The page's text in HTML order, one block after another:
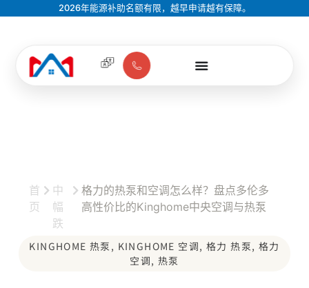
2026年能源补助名额有限，越早申请越有保障。
首
页
中
幅
跌
格力的热泵和空调怎么样？盘点多伦多
高性价比的Kinghome中央空调与热泵
KINGHOME 热泵 , KINGHOME 空调, 格力 热泵, 格力
空调, 热泵